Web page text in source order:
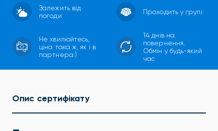
Залежить від
погоди
Проходить у групі
Не хвилюйтесь,
ціна така ж, як і в
партнера:)
14 днів на
повернення.
Обмін у будь-який
час
Опис сертифікату